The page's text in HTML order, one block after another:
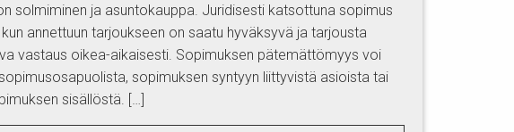
solmiminen ja asuntokauppa. Juridisesti katsottuna sopimus
annettuun tarjoukseen on saatu hyväksyvä ja tarjousta
vastaus oikea-aikaisesti. Sopimuksen pätemättömyys voi
sopimuksen syntyyn liittyvistä asioista tai
sisällöstä. […]